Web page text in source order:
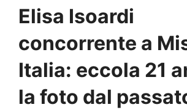
Elisa Isoardi
concorrente a
Italia: eccola 21
la foto dal